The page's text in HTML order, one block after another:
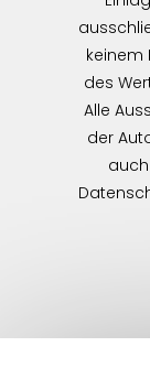
keinem
des
Alle
der